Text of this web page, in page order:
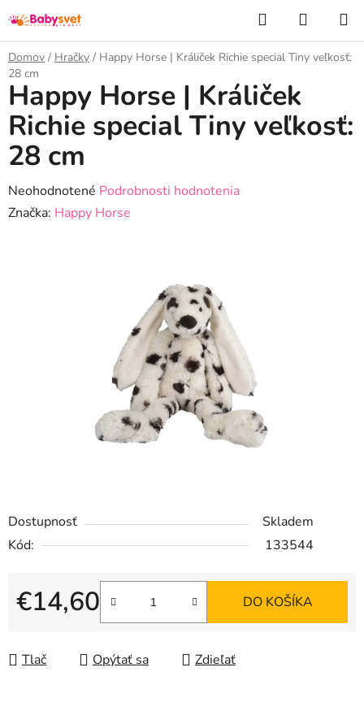
na
obsah
Hľadať
KOŠÍK
Domov / Hračky / Happy Horse | Králiček Richie special Tiny veľkosť:
28 cm
Dostupnosť
Skladem
Kód:
133544
€14,60
Jednotková cena:
DO KOŠÍKA
Tlač Opýtať sa Zdieľať
Happy Horse | Králiček
Richie special Tiny veľkosť:
28 cm
Priemerné
hodnotenie
Neohodnotené Podrobnosti hodnotenia
Značka: Happy Horse